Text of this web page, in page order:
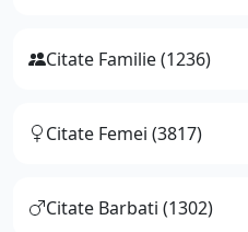
Citate Familie (1236)
Citate Femei (3817)
Citate Barbati (1302)